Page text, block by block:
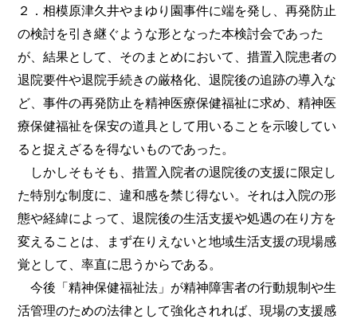
２．相模原津久井やまゆり園事件に端を発し、再発防止
の検討を引き継ぐような形となった本検討会であった
が、結果として、そのまとめにおいて、措置入院患者の
退院要件や退院手続きの厳格化、退院後の追跡の導入な
ど、事件の再発防止を精神医療保健福祉に求め、精神医
療保健福祉を保安の道具として用いることを示唆してい
ると捉えざるを得ないものであった。
しかしそもそも、措置入院者の退院後の支援に限定し
た特別な制度に、違和感を禁じ得ない。それは入院の形
態や経緯によって、退院後の生活支援や処遇の在り方を
変えることは、まず在りえないと地域生活支援の現場感
覚として、率直に思うからである。
今後「精神保健福祉法」が精神障害者の行動規制や生
活管理のための法律として強化されれば、現場の支援感